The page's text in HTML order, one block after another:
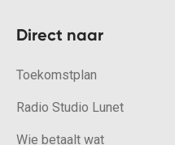
Direct naar
Toekomstplan
Radio Studio Lunet
Wie betaalt wat